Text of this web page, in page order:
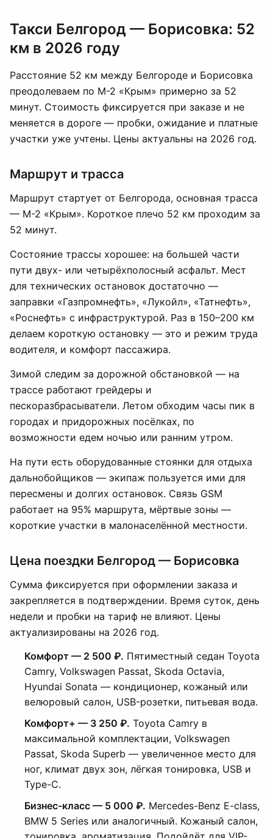
Такси Белгород — Борисовка: 52
км в 2026 году
Расстояние 52 км между Белгороде и Борисовка
преодолеваем по М-2 «Крым» примерно за 52
минут. Стоимость фиксируется при заказе и не
меняется в дороге — пробки, ожидание и платные
участки уже учтены. Цены актуальны на 2026 год.
Маршрут и трасса
Маршрут стартует от Белгорода, основная трасса
— М-2 «Крым». Короткое плечо 52 км проходим за
52 минут.
Состояние трассы хорошее: на большей части
пути двух- или четырёхполосный асфальт. Мест
для технических остановок достаточно —
заправки «Газпромнефть», «Лукойл», «Татнефть»,
«Роснефть» с инфраструктурой. Раз в 150–200 км
делаем короткую остановку — это и режим труда
водителя, и комфорт пассажира.
Зимой следим за дорожной обстановкой — на
трассе работают грейдеры и
пескоразбрасыватели. Летом обходим часы пик в
городах и придорожных посёлках, по
возможности едем ночью или ранним утром.
На пути есть оборудованные стоянки для отдыха
дальнобойщиков — экипаж пользуется ими для
пересмены и долгих остановок. Связь GSM
работает на 95% маршрута, мёртвые зоны —
короткие участки в малонаселённой местности.
Цена поездки Белгород — Борисовка
Сумма фиксируется при оформлении заказа и
закрепляется в подтверждении. Время суток, день
недели и пробки на тариф не влияют. Цены
актуализированы на 2026 год.
Комфорт — 2 500 ₽. Пятиместный седан Toyota
Camry, Volkswagen Passat, Skoda Octavia,
Hyundai Sonata — кондиционер, кожаный или
велюровый салон, USB-розетки, питьевая вода.
Комфорт+ — 3 250 ₽. Toyota Camry в
максимальной комплектации, Volkswagen
Passat, Skoda Superb — увеличенное место для
ног, климат двух зон, лёгкая тонировка, USB и
Type-C.
Бизнес-класс — 5 000 ₽. Mercedes-Benz E-class,
BMW 5 Series или аналогичный. Кожаный салон,